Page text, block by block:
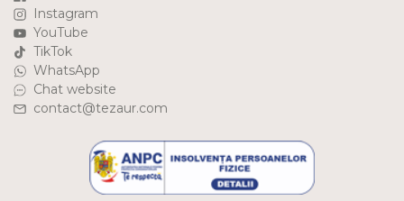
Instagram
YouTube
TikTok
WhatsApp
Chat website
contact@tezaur.com